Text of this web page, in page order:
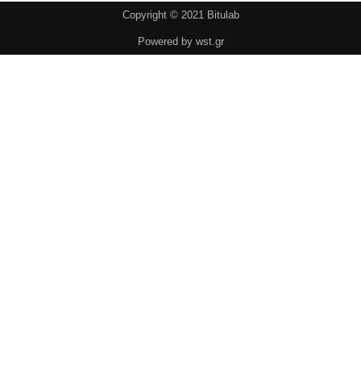
Copyright © 2021 Bitulab
Powered by wst.gr